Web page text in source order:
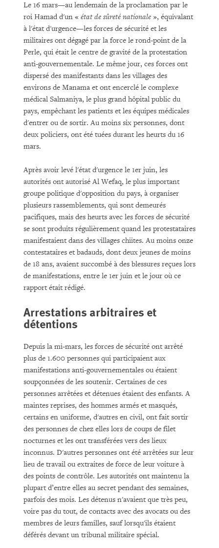
Le 16 mars—au lendemain de la proclamation par le
roi Hamad d'un « état de sûreté nationale », équivalant
à l'état d'urgence—les forces de sécurité et les
militaires ont dégagé par la force le rond-point de la
Perle, qui était le centre de gravité de la protestation
anti-gouvernementale. Le même jour, ces forces ont
dispersé des manifestants dans les villages des
environs de Manama et ont encerclé le complexe
médical Salmaniya, le plus grand hôpital public du
pays, empêchant les patients et les équipes médicales
d'entrer ou de sortir. Au moins six personnes, dont
deux policiers, ont été tuées durant les heurts du 16
mars.
Après avoir levé l'état d'urgence le 1er juin, les
autorités ont autorisé Al Wefaq, le plus important
groupe politique d'opposition du pays, à organiser
plusieurs rassemblements, qui sont demeurés
pacifiques, mais des heurts avec les forces de sécurité
se sont produits régulièrement quand les protestataires
manifestaient dans des villages chiites. Au moins onze
contestataires et badauds, dont deux jeunes de moins
de 18 ans, avaient succombé à des blessures reçues lors
de manifestations, entre le 1er juin et le jour où ce
rapport était rédigé.
Arrestations arbitraires et
détentions
Depuis la mi-mars, les forces de sécurité ont arrêté
plus de 1.600 personnes qui participaient aux
manifestations anti-gouvernementales ou étaient
soupçonnées de les soutenir. Certaines de ces
personnes arrêtées et détenues étaient des enfants. A
maintes reprises, des hommes armés et masqués,
certains en uniforme, d'autres en civil, ont fait sortir
des personnes de chez elles lors de coups de filet
nocturnes et les ont transférées vers des lieux
inconnus. D'autres personnes ont été arrêtées sur leur
lieu de travail ou extraites de force de leur voiture à
des points de contrôle. Les autorités ont maintenu la
plupart d’entre elles au secret pendant des semaines,
parfois des mois. Les détenus n'avaient que très peu,
voire pas du tout, de contacts avec des avocats ou des
membres de leurs familles, sauf lorsqu'ils étaient
déférés devant un tribunal militaire spécial.